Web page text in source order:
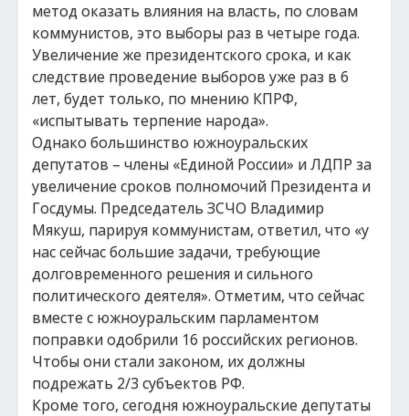
метод оказать влияния на власть, по словам
коммунистов, это выборы раз в четыре года.
Увеличение же президентского срока, и как
следствие проведение выборов уже раз в 6
лет, будет только, по мнению КПРФ,
«испытывать терпение народа».
Однако большинство южноуральских
депутатов – члены «Единой России» и ЛДПР за
увеличение сроков полномочий Президента и
Госдумы. Председатель ЗСЧО Владимир
Мякуш, парируя коммунистам, ответил, что «у
нас сейчас большие задачи, требующие
долговременного решения и сильного
политического деятеля». Отметим, что сейчас
вместе с южноуральским парламентом
поправки одобрили 16 российских регионов.
Чтобы они стали законом, их должны
подрежать 2/3 субъектов РФ.
Кроме того, сегодня южноуральские депутаты